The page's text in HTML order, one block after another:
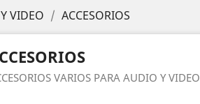
VIDEO ACCESORIOS
VARIOS PARA AUDIO Y VIDEO